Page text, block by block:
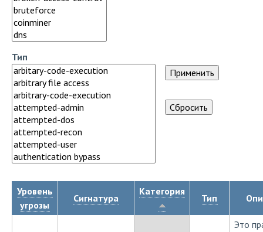
Тип
Уровень
угрозы
Сигнатура
Категория
Тип
Это